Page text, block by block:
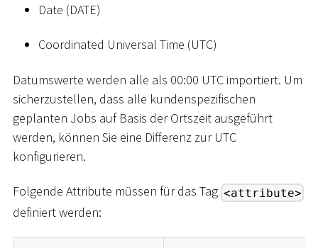
Date (DATE)
Coordinated Universal Time (UTC)
Datumswerte werden alle als 00:00 UTC importiert. Um
sicherzustellen, dass alle kundenspezifischen
geplanten Jobs auf Basis der Ortszeit ausgeführt
werden, können Sie eine Differenz zur UTC
konfigurieren.
Folgende Attribute müssen für das Tag <attribute>
definiert werden: